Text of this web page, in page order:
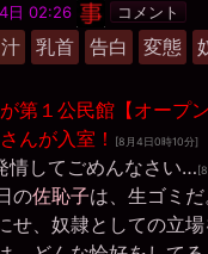
日 02:26
晶
事
務
コメント
乳首 告白 変態
第１公民館【オープ
んが入室！ [8月4日0時10分]
情してごめんなさい…
の佐恥子は、生ゴミだ
せ、奴隷としての立